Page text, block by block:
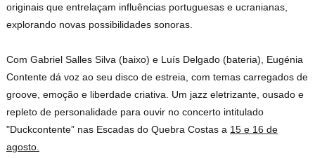
originais que entrelaçam influências portuguesas e ucranianas,
explorando novas possibilidades sonoras.
Com Gabriel Salles Silva (baixo) e Luís Delgado (bateria), Eugénia
Contente dá voz ao seu disco de estreia, com temas carregados de
groove, emoção e liberdade criativa. Um jazz eletrizante, ousado e
repleto de personalidade para ouvir no concerto intitulado
"Duckcontente” nas Escadas do Quebra Costas a 15 e 16 de
agosto.